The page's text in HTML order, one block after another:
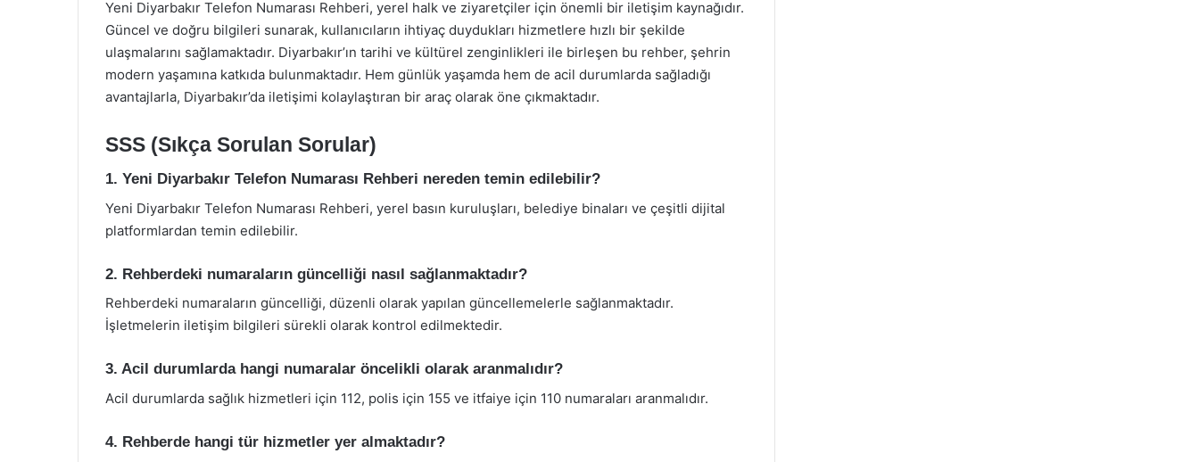
Yeni Diyarbakır Telefon Numarası Rehberi, yerel halk ve ziyaretçiler için önemli bir iletişim kaynağıdır.
Güncel ve doğru bilgileri sunarak, kullanıcıların ihtiyaç duydukları hizmetlere hızlı bir şekilde
ulaşmalarını sağlamaktadır. Diyarbakır’ın tarihi ve kültürel zenginlikleri ile birleşen bu rehber, şehrin
modern yaşamına katkıda bulunmaktadır. Hem günlük yaşamda hem de acil durumlarda sağladığı
avantajlarla, Diyarbakır’da iletişimi kolaylaştıran bir araç olarak öne çıkmaktadır.
SSS (Sıkça Sorulan Sorular)
1. Yeni Diyarbakır Telefon Numarası Rehberi nereden temin edilebilir?
Yeni Diyarbakır Telefon Numarası Rehberi, yerel basın kuruluşları, belediye binaları ve çeşitli dijital
platformlardan temin edilebilir.
2. Rehberdeki numaraların güncelliği nasıl sağlanmaktadır?
Rehberdeki numaraların güncelliği, düzenli olarak yapılan güncellemelerle sağlanmaktadır.
İşletmelerin iletişim bilgileri sürekli olarak kontrol edilmektedir.
3. Acil durumlarda hangi numaralar öncelikli olarak aranmalıdır?
Acil durumlarda sağlık hizmetleri için 112, polis için 155 ve itfaiye için 110 numaraları aranmalıdır.
4. Rehberde hangi tür hizmetler yer almaktadır?